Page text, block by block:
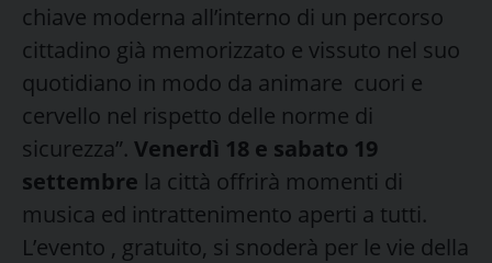
chiave moderna all’interno di un percorso
cittadino già memorizzato e vissuto nel suo
quotidiano in modo da animare cuori e
cervello nel rispetto delle norme di
sicurezza”. Venerdì 18 e sabato 19
settembre la città offrirà momenti di
musica ed intrattenimento aperti a tutti.
L’evento , gratuito, si snoderà per le vie della